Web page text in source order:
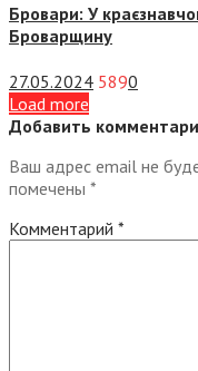
Бровари: У
Броварщину
27.05.2024 5890
Load more
Добавить
Ваш адрес email не
помечены *
Комментарий *